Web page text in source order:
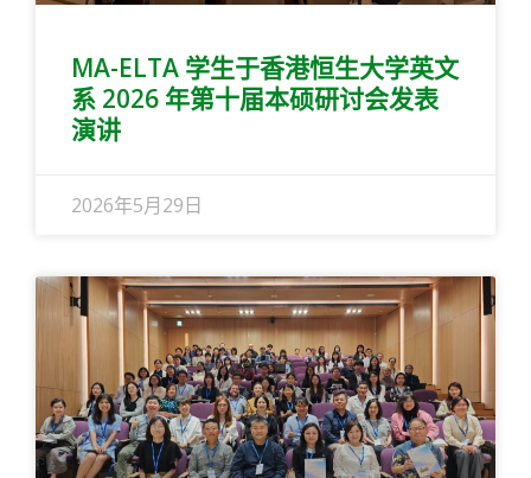
MA-ELTA 学生于香港恒生大学英文
系 2026 年第十届本硕研讨会发表
演讲
2026年5月29日